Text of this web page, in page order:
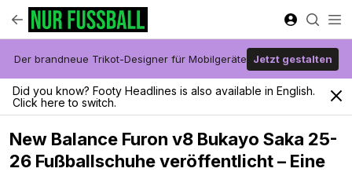
Der brandneue Trikot-Designer für Mobilgeräte Jetzt gestalten
Did you know? Footy Headlines is also available in English.
Click here to switch.
New Balance Furon v8 Bukayo Saka 25-
26 Fußballschuhe veröffentlicht – Eine